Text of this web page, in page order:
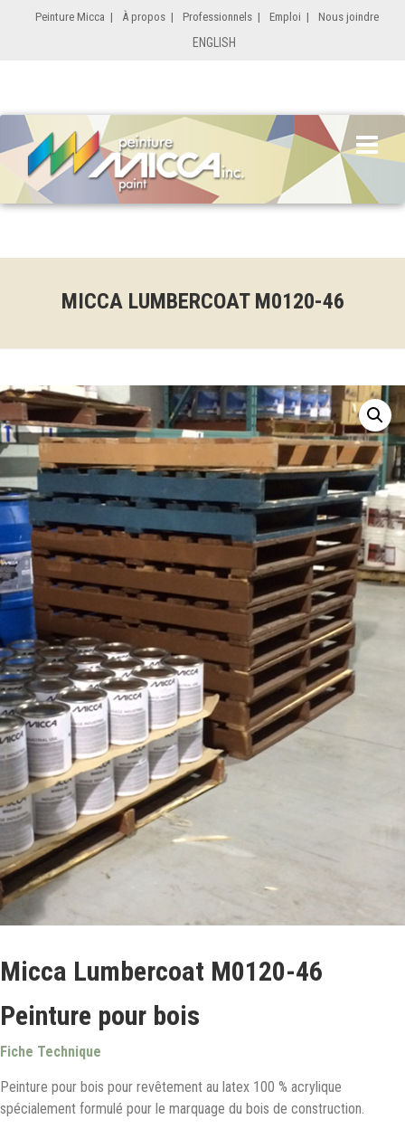
Peinture Micca | À propos | Professionnels | Emploi | Nous joindre
ENGLISH
MICCA LUMBERCOAT M0120-46
Micca Lumbercoat M0120-46
Peinture pour bois
Fiche Technique
Peinture pour bois pour revêtement au latex 100 % acrylique
spécialement formulé pour le marquage du bois de construction.